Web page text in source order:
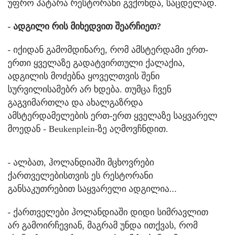
უფრო პატარა რესტორანი გვქონდა, საცდელად.
- ადგილი რის მიხედვით შეარჩიეთ?
- იქიდან გამომდინარე, რომ ამსტერდამი ერთ-
ერთი ყველაზე გადატვირთული ქალაქია,
ადგილის მოძებნა ყოველთვის შენი
სურვილისამებრ არ ხდება. თუმცა ჩვენ
გაგვიმართლა და ახალგაზრდა
ამსტერდამელების ერთ-ერთ ყველაზე საყვარელ
მოედან - Beukenplein-ზე აღმოვჩნდით.
- ალბათ, ჰოლანდიაში მცხოვრები
ქართველებისთვის ეს რესტორანი
განსაკუთრებით საყვარელი ადგილია...
- ქართველები ჰოლანდიაში დიდი სიმრავლით
არ გამოირჩევიან, მაგრამ უნდა ითქვას, რომ